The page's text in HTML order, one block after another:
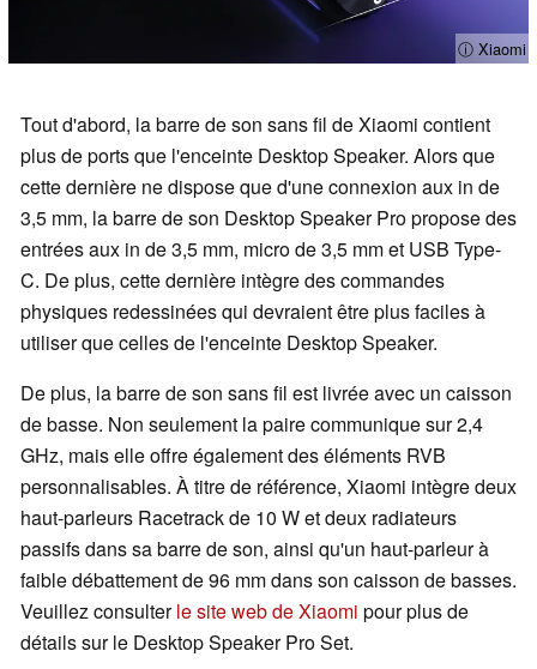
ⓘ Xiaomi
Tout d'abord, la barre de son sans fil de Xiaomi contient
plus de ports que l'enceinte Desktop Speaker. Alors que
cette dernière ne dispose que d'une connexion aux in de
3,5 mm, la barre de son Desktop Speaker Pro propose des
entrées aux in de 3,5 mm, micro de 3,5 mm et USB Type-
C. De plus, cette dernière intègre des commandes
physiques redessinées qui devraient être plus faciles à
utiliser que celles de l'enceinte Desktop Speaker.
De plus, la barre de son sans fil est livrée avec un caisson
de basse. Non seulement la paire communique sur 2,4
GHz, mais elle offre également des éléments RVB
personnalisables. À titre de référence, Xiaomi intègre deux
haut-parleurs Racetrack de 10 W et deux radiateurs
passifs dans sa barre de son, ainsi qu'un haut-parleur à
faible débattement de 96 mm dans son caisson de basses.
Veuillez consulterle site web de Xiaomi pour plus de
détails sur le Desktop Speaker Pro Set.